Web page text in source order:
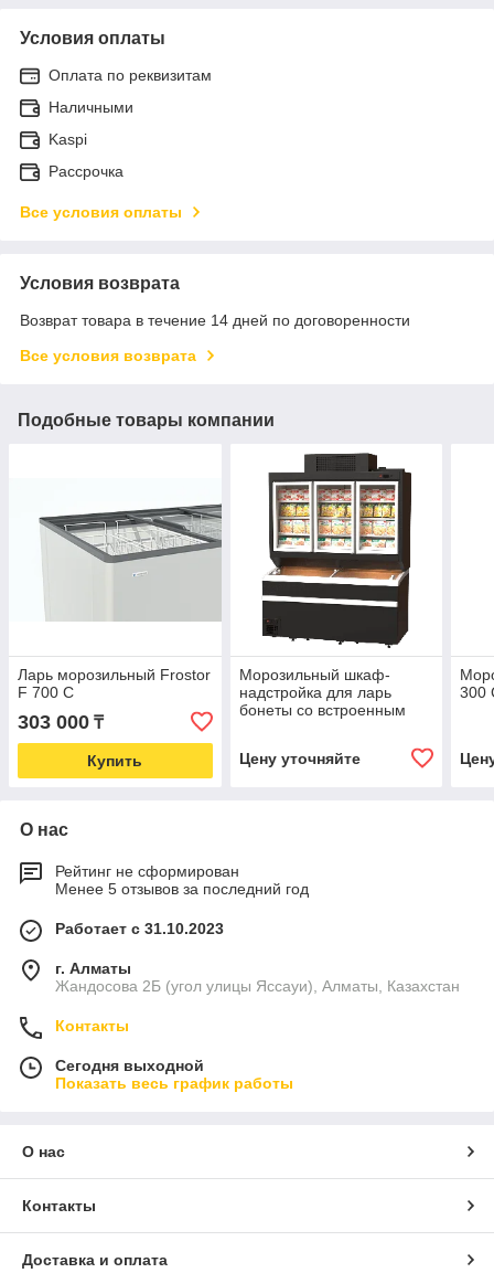
Условия оплаты
Оплата по реквизитам
Наличными
Kaspi
Рассрочка
Все условия оплаты
Условия возврата
Возврат товара в течение 14 дней по договоренности
Все условия возврата
Подобные товары компании
Ларь морозильный Frostor
F 700 C
303 000 ₸
Купить
Морозильный шкаф-
надстройка для ларь
бонеты со встроенным
Цену уточняйте
300
О нас
Рейтинг не сформирован
Менее 5 отзывов за последний год
Работает с 31.10.2023
г. Алматы
Жандосова 2Б (угол улицы Яссауи), Алматы, Казахстан
Контакты
Сегодня выходной
Показать весь график работы
О нас
Контакты
Доставка и оплата